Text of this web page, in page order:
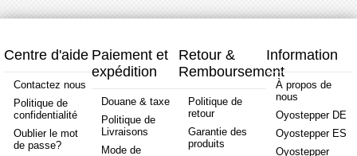
driver)
pas
en
Nema
34
+
Driver)
OK2D42BH-
23HS30
degrés
(Moteur
Nema
Driver)
Centre d'aide
Contactez nous
Politique de
confidentialité
Oublier le mot
de passe?
Paiement et
expédition
Douane & taxe
Politique de
Livraisons
Mode de
Retour &
Remboursement
Politique de
retour
Garantie des
produits
Information
À propos de
nous
Oyostepper DE
Oyostepper ES
Oyostepper